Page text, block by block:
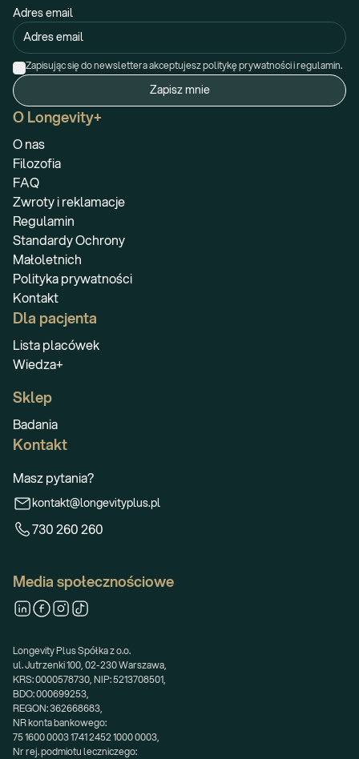
O Longevity+
O nas
Filozofia
FAQ
Zwroty i reklamacje
Regulamin
Standardy Ochrony
Małoletnich
Polityka prywatności
Kontakt
Dla pacjenta
Lista placówek
Wiedza+
Sklep
Badania
Kontakt
Masz pytania?
kontakt@longevityplus.pl
730 260 260
Media społecznościowe
Longevity Plus Spółka z o.o.
ul. Jutrzenki 100, 02-230 Warszawa,
KRS: 0000578730, NIP: 5213708501,
BDO: 000699253,
REGON: 362668683,
NR konta bankowego:
75 1600 0003 1741 2452 1000 0003,
Nr rej. podmiotu leczniczego:
Adres email
Zapisując się do newslettera akceptujesz politykę prywatności i regulamin.
Zapisz mnie